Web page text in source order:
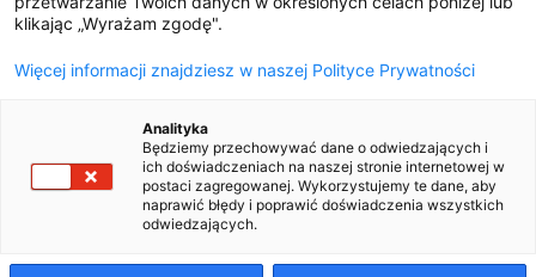
Hot Hatch Top10 – cz. 2
klikając „Wyrażam zgodę".
Więcej informacji znajdziesz w naszej Polityce Prywatności
Analityka
Będziemy przechowywać dane o odwiedzających i
ich doświadczeniach na naszej stronie internetowej w
postaci zagregowanej. Wykorzystujemy te dane, aby
naprawić błędy i poprawić doświadczenia wszystkich
odwiedzających.